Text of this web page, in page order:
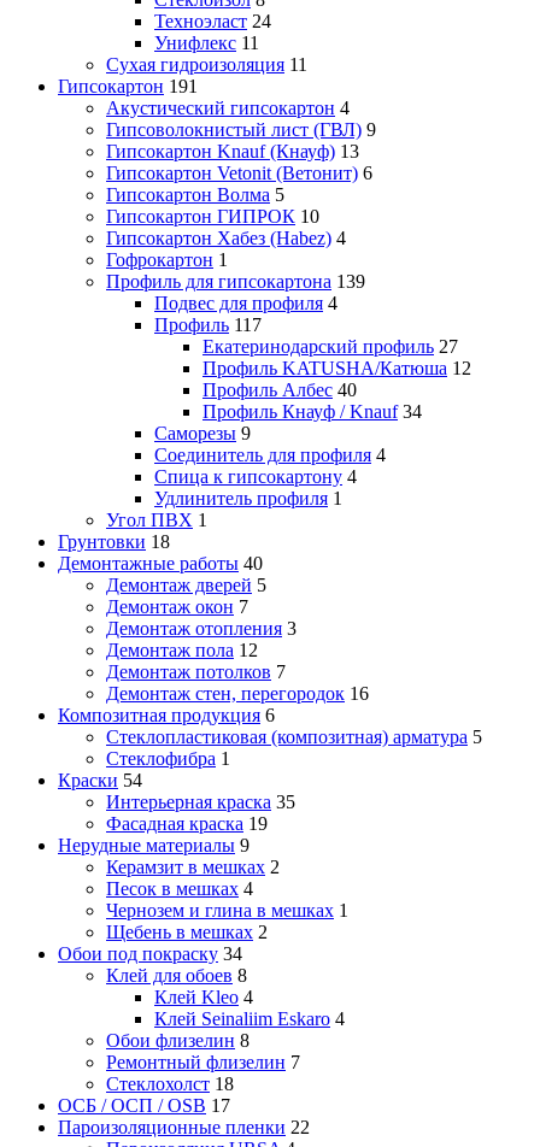
Техноэласт 24
Унифлекс 11
Сухая гидроизоляция 11
Гипсокартон 191
Акустический гипсокартон 4
Гипсоволокнистый лист (ГВЛ) 9
Гипсокартон Knauf (Кнауф) 13
Гипсокартон Vetonit (Ветонит) 6
Гипсокартон Волма 5
Гипсокартон ГИПРОК 10
Гипсокартон Хабез (Habez) 4
Гофрокартон 1
Профиль для гипсокартона 139
Подвес для профиля 4
Профиль 117
Екатеринодарский профиль 27
Профиль KATUSHA/Катюша 12
Профиль Албес 40
Профиль Кнауф / Knauf 34
Саморезы 9
Соединитель для профиля 4
Спица к гипсокартону 4
Удлинитель профиля 1
Угол ПВХ 1
Грунтовки 18
Демонтажные работы 40
Демонтаж дверей 5
Демонтаж окон 7
Демонтаж отопления 3
Демонтаж пола 12
Демонтаж потолков 7
Демонтаж стен, перегородок 16
Композитная продукция 6
Стеклопластиковая (композитная) арматура 5
Стеклофибра 1
Краски 54
Интерьерная краска 35
Фасадная краска 19
Нерудные материалы 9
Керамзит в мешках 2
Песок в мешках 4
Чернозем и глина в мешках 1
Щебень в мешках 2
Обои под покраску 34
Клей для обоев 8
Клей Kleo 4
Клей Seinaliim Eskaro 4
Обои флизелин 8
Ремонтный флизелин 7
Стеклохолст 18
ОСБ / ОСП / OSB 17
Пароизоляционные пленки 22